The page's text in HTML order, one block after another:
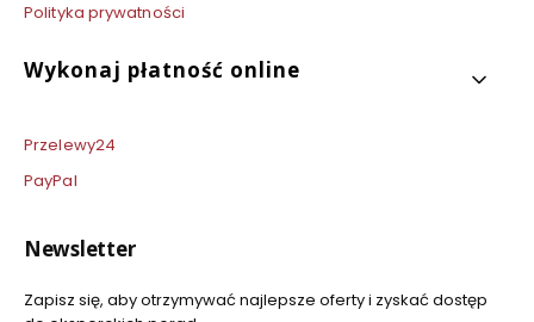
Polityka prywatności
Wykonaj płatność online
Przelewy24
PayPal
Newsletter
Zapisz się, aby otrzymywać najlepsze oferty i zyskać dostęp